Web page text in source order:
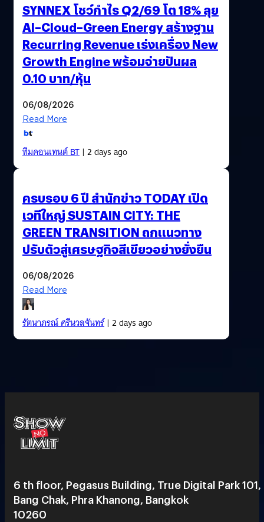
SYNNEX โชว์กำไร Q2/69 โต 18% ลุย
AI–Cloud–Green Energy สร้างฐาน
Recurring Revenue เร่งเครื่อง New
Growth Engine พร้อมจ่ายปันผล
0.10 บาท/หุ้น
06/08/2026
Read More
ทีมคอนเทนต์ BT| 2 days ago
ครบรอบ 6 ปี สำนักข่าว TODAY เปิด
เวทีใหญ่ SUSTAIN CITY: THE
GREEN TRANSITION ถกแนวทาง
ปรับตัวสู่เศรษฐกิจสีเขียวอย่างยั่งยืน
06/08/2026
Read More
รัตนาภรณ์ ศรีนวลจันทร์| 2 days ago
6 th floor, Pegasus Building, True Digital Park 101,
Bang Chak, Phra Khanong, Bangkok
10260